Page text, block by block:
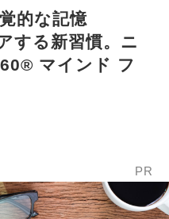
的な記憶
する新習慣。ニ
マインド フ
PR